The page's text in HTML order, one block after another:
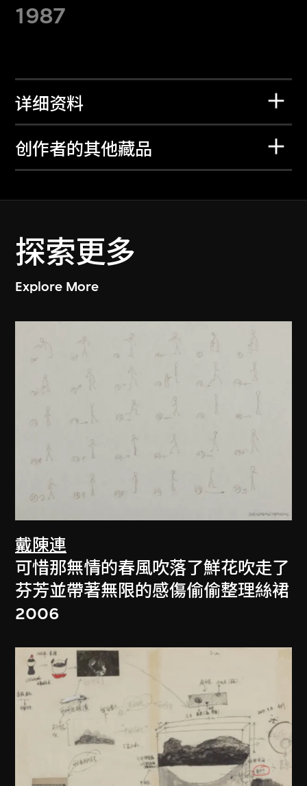
1987
详细资料
创作者的其他藏品
探索更多
Explore More
戴陳連
可惜那無情的春風吹落了鮮花吹走了
芬芳並帶著無限的感傷偷偷整理絲裙
2006